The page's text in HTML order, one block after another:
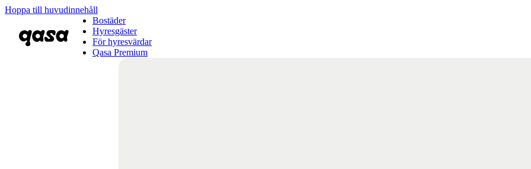
Hoppa till huvudinnehåll
Bostäder
Hyresgäster
För hyresvärdar
Qasa Premium